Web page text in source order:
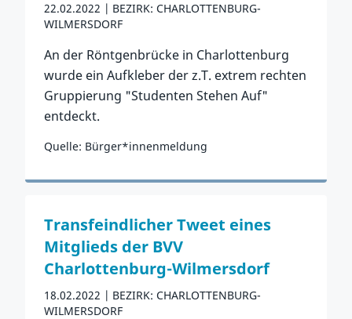
22.02.2022
BEZIRK: CHARLOTTENBURG-
WILMERSDORF
An der Röntgenbrücke in Charlottenburg
wurde ein Aufkleber der z.T. extrem rechten
Gruppierung "Studenten Stehen Auf"
entdeckt.
Quelle: Bürger*innenmeldung
Zum Vorfall
Transfeindlicher Tweet eines
Mitglieds der BVV
Charlottenburg-Wilmersdorf
18.02.2022
BEZIRK: CHARLOTTENBURG-
WILMERSDORF